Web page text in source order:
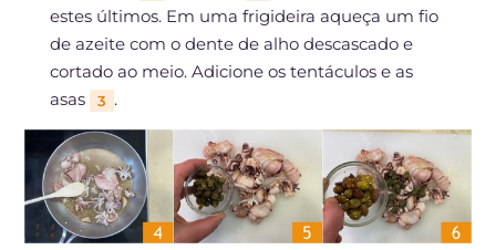
estes últimos. Em uma frigideira aqueça um fio
de azeite com o dente de alho descascado e
cortado ao meio. Adicione os tentáculos e as
asas
3 .